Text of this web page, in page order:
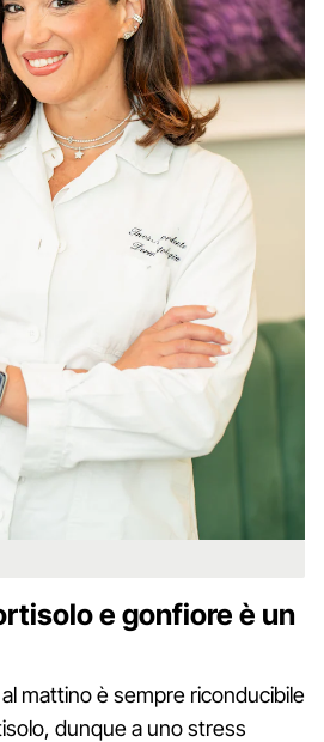
e gonfiore è un
mattino è sempre riconducibile
dunque a uno stress